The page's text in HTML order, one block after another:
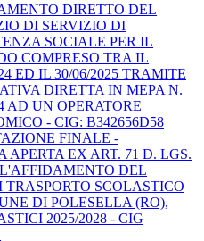
DIRETTO DEL
DI SERVIZIO DI
SOCIALE PER IL
COMPRESO TRA IL
ED IL 30/06/2025 TRAMITE
DIRETTA IN MEPA N.
AD UN OPERATORE
- CIG: B342656D58
FINALE -
APERTA EX ART. 71 D. LGS.
L'AFFIDAMENTO DEL
TRASPORTO SCOLASTICO
DI POLESELLA (RO),
2025/2028 - CIG